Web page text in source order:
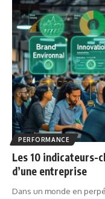
PERFORMANCE
Les 10 indicateurs-
d’une entreprise
Dans un monde en